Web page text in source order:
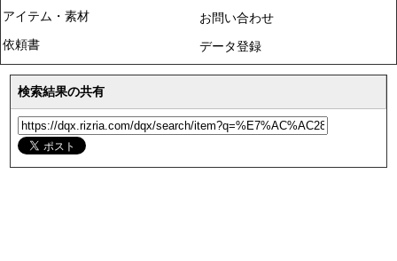
アイテム・素材
依頼書
お問い合わせ
データ登録
検索結果の共有